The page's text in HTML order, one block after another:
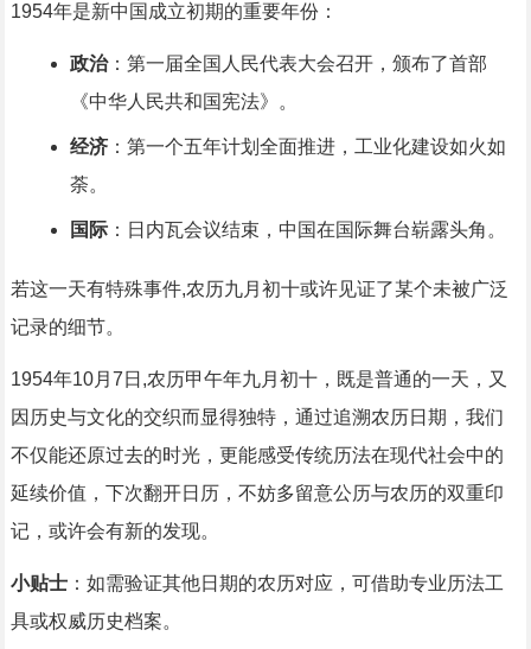
1954年是新中国成立初期的重要年份：
政治：第一届全国人民代表大会召开，颁布了首部
《中华人民共和国宪法》。
经济：第一个五年计划全面推进，工业化建设如火如
荼。
国际：日内瓦会议结束，中国在国际舞台崭露头角。
若这一天有特殊事件,农历九月初十或许见证了某个未被广泛
记录的细节。
1954年10月7日,农历甲午年九月初十，既是普通的一天，又
因历史与文化的交织而显得独特，通过追溯农历日期，我们
不仅能还原过去的时光，更能感受传统历法在现代社会中的
延续价值，下次翻开日历，不妨多留意公历与农历的双重印
记，或许会有新的发现。
小贴士：如需验证其他日期的农历对应，可借助专业历法工
具或权威历史档案。